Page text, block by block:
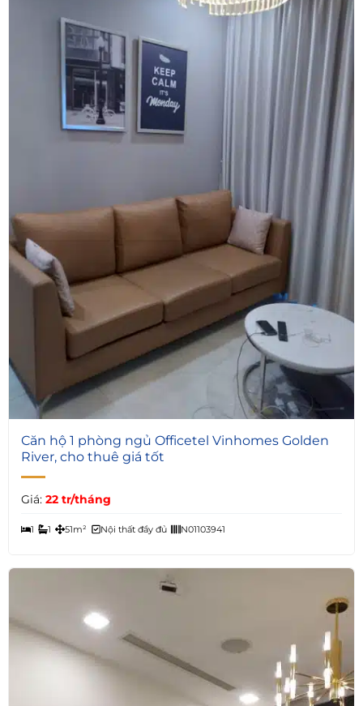
5
Căn hộ 1 phòng ngủ Officetel Vinhomes Golden
River, cho thuê giá tốt
Giá: 22 tr/tháng
1 1 51m² Nội thất đầy đủ N01103941